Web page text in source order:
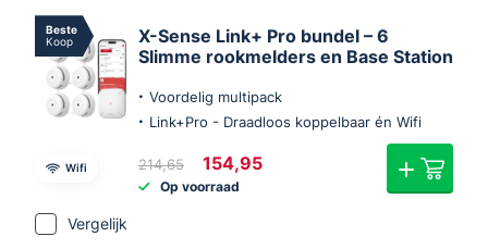
Het belang van regulier onderhoud
Beste
Koop
Wifi
X-Sense Link+ Pro bundel – 6
Slimme rookmelders en Base Station
Voordelig multipack
Link+Pro - Draadloos koppelbaar én Wifi
214,65
Oorspronkelijke
prijs
was:
154,95
Op voorraad
Vergelijk